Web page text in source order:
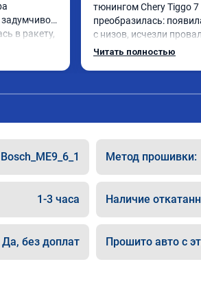
в ракету,
на
тюнингом Chery Tiggo
преобразилась:
с низов, исчезли
Расход в спокойном
Читать полностью
Bosch_ME9_6_1 Метод прошивки:
1-3 часа Наличие
Да, без доплат Прошито авто с